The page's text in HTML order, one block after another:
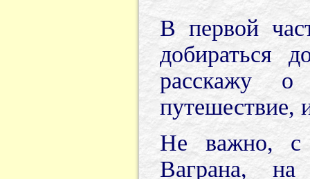
В первой
добираться
расскажу
путешествие,
Не важно, с
Ваграна,